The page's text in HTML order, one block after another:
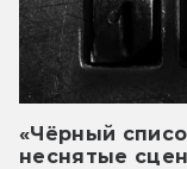
«Чёрный
неснятые